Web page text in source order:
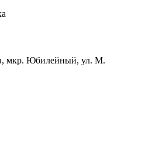
мкр. Юбилейный, ул. М.